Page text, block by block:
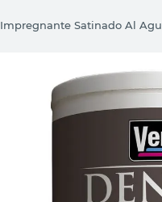
Impregnante Satinado Al